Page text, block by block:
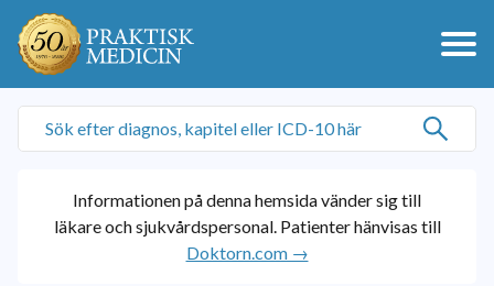
Informationen på denna hemsida vänder sig till
läkare och sjukvårdspersonal. Patienter hänvisas till
Doktorn.com →